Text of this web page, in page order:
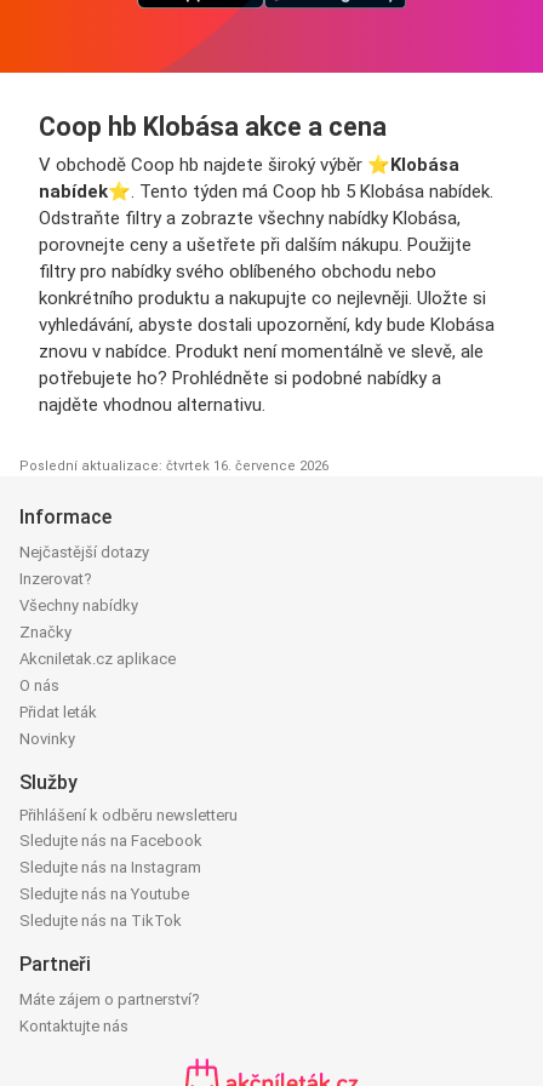
Coop hb Klobása akce a cena
V obchodě Coop hb najdete široký výběr ⭐️Klobása
nabídek⭐️. Tento týden má Coop hb 5 Klobása nabídek.
Odstraňte filtry a zobrazte všechny nabídky Klobása,
porovnejte ceny a ušetřete při dalším nákupu. Použijte
filtry pro nabídky svého oblíbeného obchodu nebo
konkrétního produktu a nakupujte co nejlevněji. Uložte si
vyhledávání, abyste dostali upozornění, kdy bude Klobása
znovu v nabídce. Produkt není momentálně ve slevě, ale
potřebujete ho? Prohlédněte si podobné nabídky a
najděte vhodnou alternativu.
Poslední aktualizace: čtvrtek 16. července 2026
Informace
Nejčastější dotazy
Inzerovat?
Všechny nabídky
Značky
Akcniletak.cz aplikace
O nás
Přidat leták
Novinky
Služby
Přihlášení k odběru newsletteru
Sledujte nás na Facebook
Sledujte nás na Instagram
Sledujte nás na Youtube
Sledujte nás na TikTok
Partneři
Máte zájem o partnerství?
Kontaktujte nás